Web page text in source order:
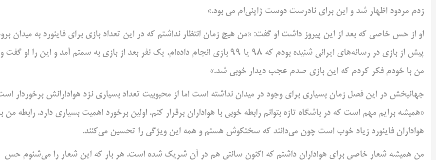
زدم مردود اظهار شد و این برای نادرست دوست ژاپنی‌ام می بود.»
او از حس خاصی که بعد از این پیروز داشت او گفت: «من هیچ زمان انتظار نداشتم که در این تعداد بازی برای فاینورد به میدان
پیش از بازی در رسانه‌های ایرانی شنیده بودم که 98 یا 99 بازی انجام داده‌ام. یک نفر بعد از بازی به سمتم آمد و این را او گفت و
من با خودم فکر کردم که این بازی صدم عجب دیدار خوبی شد.»
جهانبخش در این فصل زمان بسیاری برای وجود در میدان نداشته است اما از محبوبیت تعداد بسیاری نزد هوادارانش برخوردار
«همیشه برایم مهم است که در باشگاه تازه بتوانم رابطه خوبی با هواداران برقرار کنم. اولین برخورد اهمیت بسیاری دارد. رابطه من
هواداران فاینورد زیاد خوب است چون می‌دانند که سختکوش هستم و همه این ویژگی را تحسین می‌کنند.
من همیشه شعار خاصی برای هواداران داشتم که اکنون سانتی هم در آن شریک شده است. هر بار که این شعار را می‌شنوم حس